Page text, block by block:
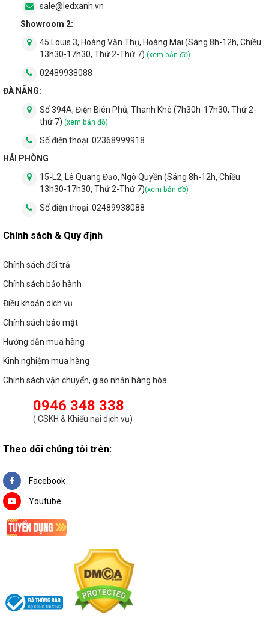
sale@ledxanh.vn
Showroom 2:
45 Louis 3, Hoàng Văn Thụ, Hoàng Mai (Sáng 8h-12h, Chiều
13h30-17h30, Thứ 2-Thứ 7) (xem bản đồ)
02489938088
ĐÀ NẴNG:
Số 394A, Điện Biên Phủ, Thanh Khê (7h30h-17h30, Thứ 2-
thứ 7) (xem bản đồ)
Số điện thoại: 02368999918
HẢI PHÒNG
15-L2, Lê Quang Đạo, Ngô Quyền (Sáng 8h-12h, Chiều
13h30-17h30, Thứ 2-Thứ 7)(xem bản đồ)
Số điện thoại: 02489938088
Chính sách & Quy định
Chính sách đổi trả
Chính sách bảo hành
Điều khoản dịch vụ
Chính sách bảo mật
Hướng dẫn mua hàng
Kinh nghiệm mua hàng
Chính sách vận chuyển, giao nhận hàng hóa
0946 348 338
( CSKH & Khiếu nại dịch vụ)
Theo dõi chúng tôi trên:
Facebook
Youtube